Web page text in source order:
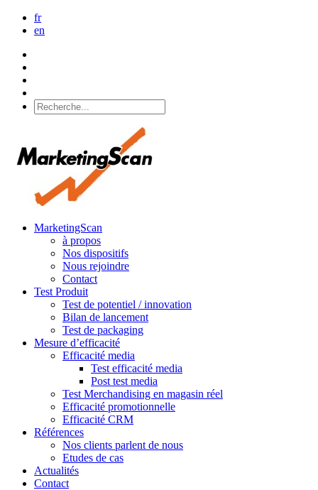
fr
en
MarketingScan
à propos
Nos dispositifs
Nous rejoindre
Contact
Test Produit
Test de potentiel / innovation
Bilan de lancement
Test de packaging
Mesure d’efficacité
Efficacité media
Test efficacité media
Post test media
Test Merchandising en magasin réel
Efficacité promotionnelle
Efficacité CRM
Références
Nos clients parlent de nous
Etudes de cas
Actualités
Contact